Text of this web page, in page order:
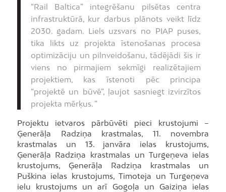
“Rail Baltica” integrēšanu pilsētas centra
infrastruktūrā, kur darbus plānots veikt līdz
2030. gadam. Liels uzsvars no PIAP puses,
tika likts uz projekta īstenošanas procesa
optimizāciju un pilnveidošanu, tādējādi šis ir
viens no pirmajiem sekmīgi realizētajiem
projektiem, kas īstenoti pēc principa
“projektē un būvē”, ļaujot sasniegt izvirzītos
projekta mērķus. ”
Projektu ietvaros pārbūvēti pieci krustojumi –
Ģenerāļa Radziņa krastmalas, 11. novembra
krastmalas un 13. janvāra ielas krustojums,
Ģenerāļa Radziņa krastmalas un Turgeņeva ielas
krustojums, Ģenerāļa Radziņa krastmalas un
Puškina ielas krustojums, Timoteja un Turgeņeva
ielu krustojums un arī Gogoļa un Gaiziņa ielas